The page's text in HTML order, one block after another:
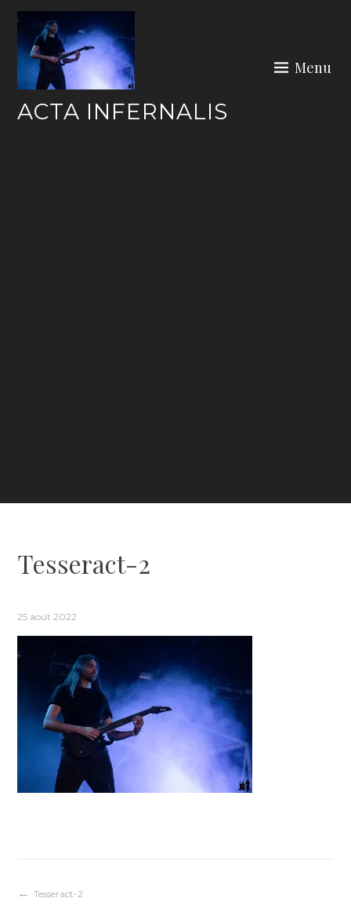
Skip
content
ACTA INFERNALIS
Menu
Tesseract-2
25 août 2022
Navigation
Tesseract-2